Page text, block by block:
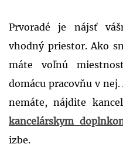
Prvoradé je nájsť
vhodný priestor. Ako
máte voľnú
domácu pracovňuv nej.
nemáte, nájdite
kancelárskym
izbe.